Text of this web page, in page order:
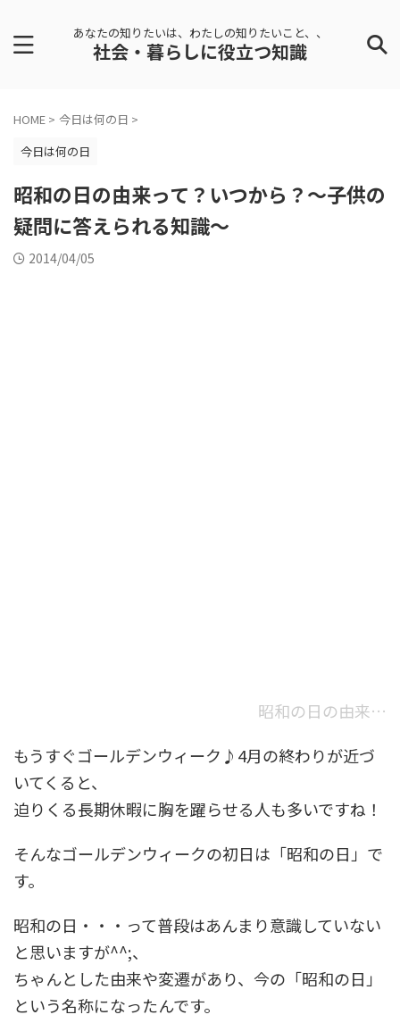
あなたの知りたいは、わたしの知りたいこと、、
社会・暮らしに役立つ知識
HOME > 今日は何の日 >
今日は何の日
昭和の日の由来って？いつから？～子供の
疑問に答えられる知識～
2014/04/05
昭和の日の由来…
もうすぐゴールデンウィーク♪4月の終わりが近づ
いてくると、
迫りくる長期休暇に胸を躍らせる人も多いですね！
そんなゴールデンウィークの初日は「昭和の日」で
す。
昭和の日・・・って普段はあんまり意識していない
と思いますが^^;、
ちゃんとした由来や変遷があり、今の「昭和の日 」
という名称になったんです。